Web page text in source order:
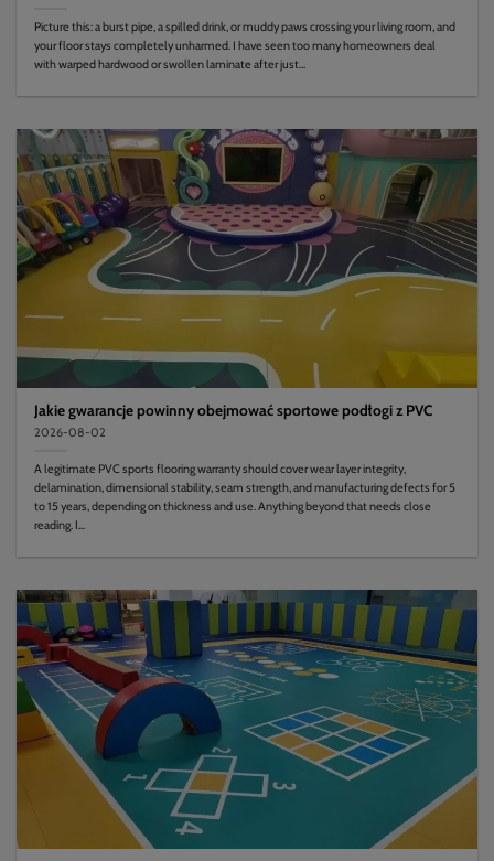
Picture this: a burst pipe, a spilled drink, or muddy paws crossing your living room, and
your floor stays completely unharmed. I have seen too many homeowners deal
with warped hardwood or swollen laminate after just...
Jakie gwarancje powinny obejmować sportowe podłogi z PVC
2026-08-02
A legitimate PVC sports flooring warranty should cover wear layer integrity,
delamination, dimensional stability, seam strength, and manufacturing defects for 5
to 15 years, depending on thickness and use. Anything beyond that needs close
reading. I...